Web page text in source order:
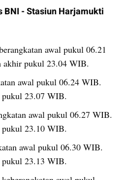
BNI - Stasiun Harjamukti
awal pukul 06.21
akhir pukul 23.04 WIB.
awal pukul 06.24 WIB.
23.07 WIB.
awal pukul 06.27 WIB.
23.10 WIB.
awal pukul 06.30 WIB.
23.13 WIB.